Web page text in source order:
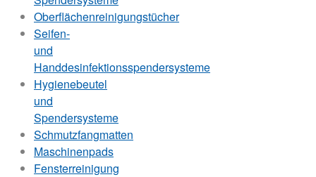
Oberflächenreinigungstücher
Seifen-
und
Handdesinfektionsspendersysteme
Hygienebeutel
und
Spendersysteme
Schmutzfangmatten
Maschinenpads
Fensterreinigung